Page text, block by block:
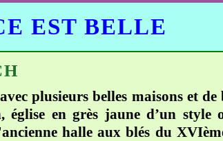
EST BELLE
plusieurs belles maisons et de
église en grès jaune d’un
halle aux blés du